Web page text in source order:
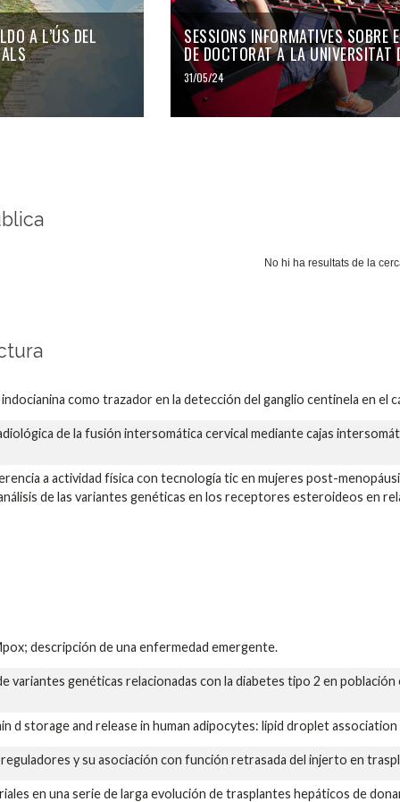
A L’ÚS DEL SESSIONS INFORMATIVES SOBRE
DE DOCTORAT A LA UNIVERSITAT
31/05/24
No hi ha resultats de la
como trazador en la detección del ganglio centinela en el
de la fusión intersomática cervical mediante cajas
a actividad física con tecnología tic en mujeres post-
de las variantes genéticas en los receptores esteroideos en
descripción de una enfermedad emergente.
variantes genéticas relacionadas con la diabetes tipo 2 en
d storage and release in human adipocytes: lipid droplet
y su asociación con función retrasada del injerto en
en una serie de larga evolución de trasplantes hepáticos de